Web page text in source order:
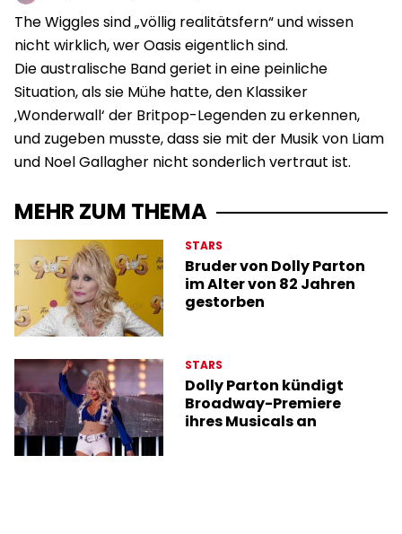
The Wiggles sind „völlig realitätsfern“ und wissen
nicht wirklich, wer Oasis eigentlich sind.
Die australische Band geriet in eine peinliche
Situation, als sie Mühe hatte, den Klassiker
‚Wonderwall‘ der Britpop-Legenden zu erkennen,
und zugeben musste, dass sie mit der Musik von Liam
und Noel Gallagher nicht sonderlich vertraut ist.
MEHR ZUM THEMA
STARS
Bruder von Dolly Parton
im Alter von 82 Jahren
gestorben
STARS
Dolly Parton kündigt
Broadway-Premiere
ihres Musicals an